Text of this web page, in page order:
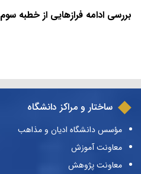
بررسی ادامه فرازهایی از خطبه سوم
ساختار و مراکز دانشگاه
مؤسس دانشگاه ادیان و مذاهب
معاونت آموزش
معاونت پژوهش